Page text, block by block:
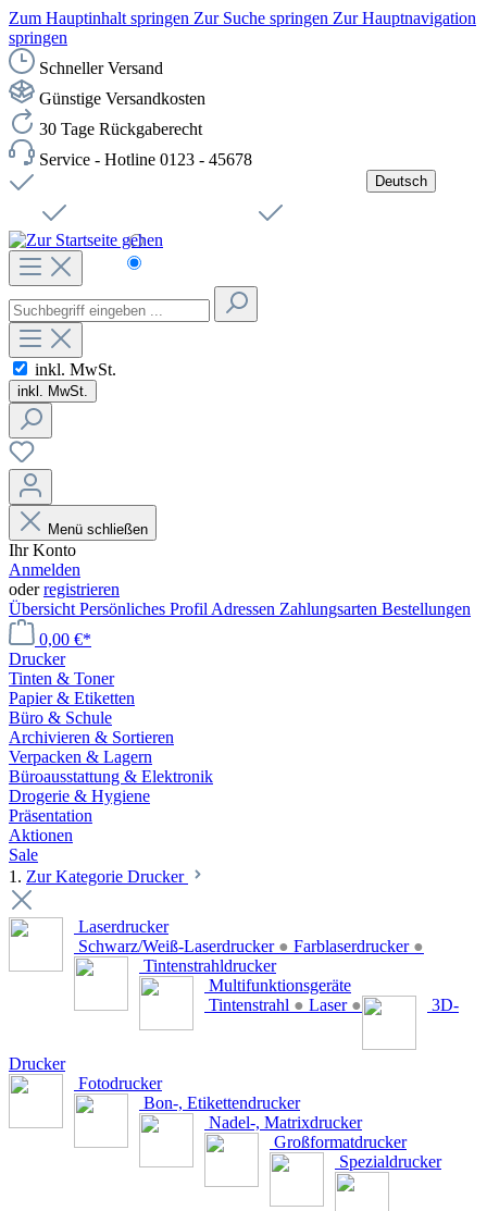
Zum Hauptinhalt springen Zur Suche springen Zur Hauptnavigation
springen
Schneller Versand
Günstige Versandkosten
30 Tage Rückgaberecht
Service - Hotline 0123 - 45678
Deutsch
Čeština
inkl. MwSt.
inkl. MwSt.
Menü schließen
Ihr Konto
Anmelden
oderregistrieren
Übersicht Persönliches Profil Adressen Zahlungsarten Bestellungen
0,00 €*
Drucker
Tinten & Toner
Papier & Etiketten
Büro & Schule
Archivieren & Sortieren
Verpacken & Lagern
Büroausstattung & Elektronik
Drogerie & Hygiene
Präsentation
Aktionen
Sale
1. Zur Kategorie Drucker
Laserdrucker
Schwarz/Weiß-Laserdrucker ● Farblaserdrucker ●
Tintenstrahldrucker
Multifunktionsgeräte
Tintenstrahl ● Laser ● 3D-
Drucker
Fotodrucker
Bon-, Etikettendrucker
Nadel-, Matrixdrucker
Großformatdrucker
Spezialdrucker